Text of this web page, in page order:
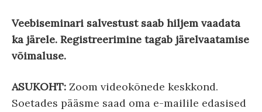
Veebiseminari salvestust saab hiljem vaadata
ka järele. Registreerimine tagab järelvaatamise
võimaluse.
ASUKOHT: Zoom videokõnede keskkond.
Soetades pääsme saad oma e-mailile edasised